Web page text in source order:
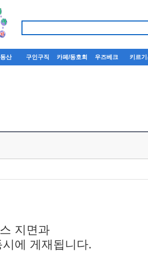
산 구인구직 카페/동호회 우즈베크 키르
지면과
에 게재됩니다.